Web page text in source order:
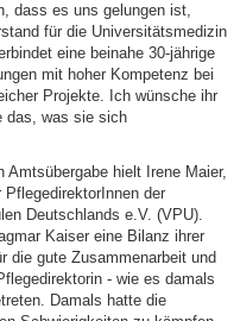
dass es uns gelungen ist,
für die Universitätsmedizin
eine beinahe 30-jährige
mit hoher Kompetenz bei
Projekte. Ich wünsche ihr
das, was sie sich
Amtsübergabe hielt Irene Maier,
der
Deutschlands e.V. (VPU).
Kaiser eine Bilanz ihrer
die gute Zusammenarbeit und
- wie es damals
Damals hatte die